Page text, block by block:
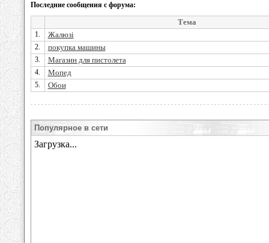
Последние сообщения с форума:
Тема
1. Жалюзі
2. покупка машины
3. Магазин для пистолета
4. Мопед
5. Обои
Популярное в сети